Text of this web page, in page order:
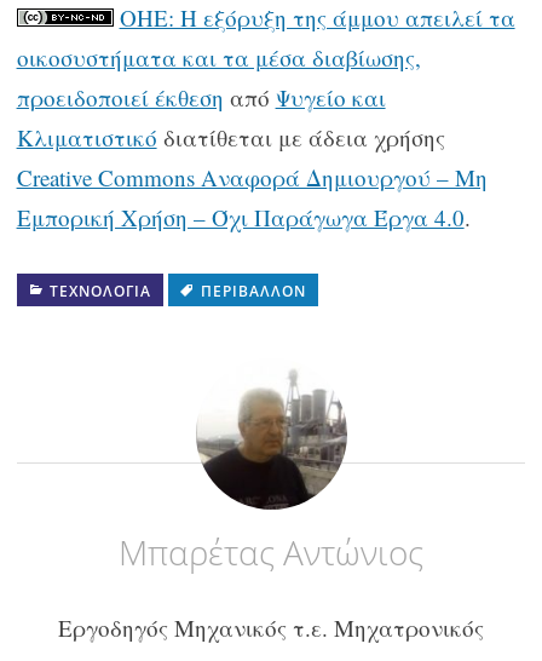
ΟΗΕ: Η εξόρυξη της άμμου απειλεί τα
οικοσυστήματα και τα μέσα διαβίωσης,
προειδοποιεί έκθεση από Ψυγείο και
Κλιματιστικό διατίθεται με άδεια χρήσης
Creative Commons Αναφορά Δημιουργού – Μη
Εμπορική Χρήση – Όχι Παράγωγα Έργα 4.0.
ΤΕΧΝΟΛΟΓΊΑ ΠΕΡΙΒΆΛΛΟΝ
Μπαρέτας Αντώνιος
Εργοδηγός Μηχανικός τ.ε. Μηχατρονικός